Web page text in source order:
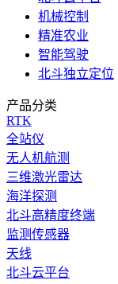
机械控制
精准农业
智能驾驶
北斗独立定位
产品分类
RTK
全站仪
无人机航测
三维激光雷达
海洋探测
北斗高精度终端
监测传感器
天线
北斗云平台